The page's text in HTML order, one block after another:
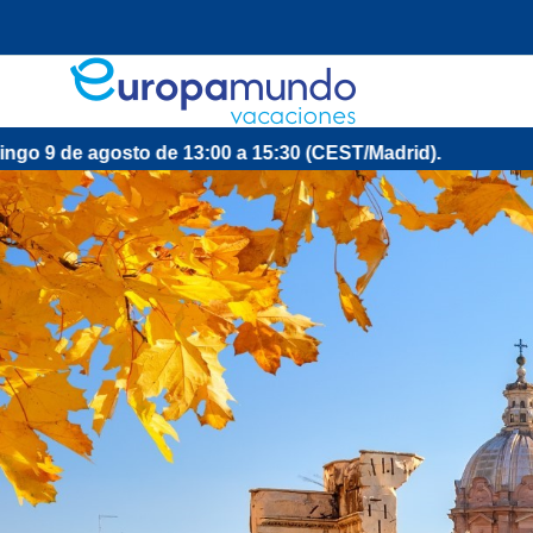
13:00 a 15:30 (CEST/Madrid).